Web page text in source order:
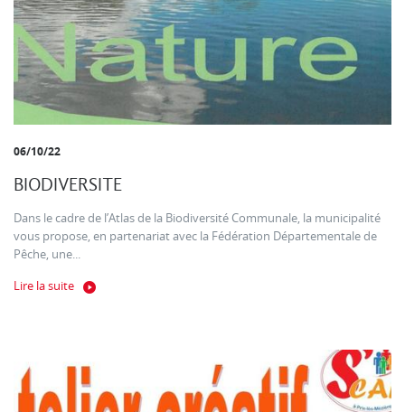
06/10/22
BIODIVERSITE
Dans le cadre de l’Atlas de la Biodiversité Communale, la municipalité
vous propose, en partenariat avec la Fédération Départementale de
Pêche, une...
Lire la suite